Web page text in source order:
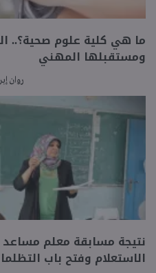
ما هي كلية علوم صحية؟..
ومستقبلها المهني
روان
الاستعلام وفتح باب